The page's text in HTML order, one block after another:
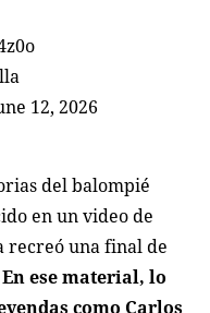
12, 2026
del balompié
en un video de
recreó una final de
En ese material, lo
como Carlos